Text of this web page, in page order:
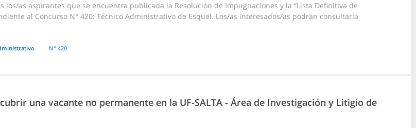
los/as aspirantes que se encuentra publicada la Resolución de Impugnaciones y la “Lista Definitiva de
al Concurso N° 420: Técnico Administrativo de Esquel. Los/as interesados/as podrán consultarla
N° 420
una vacante no permanente en la UF-SALTA - Área de Investigación y Litigio de